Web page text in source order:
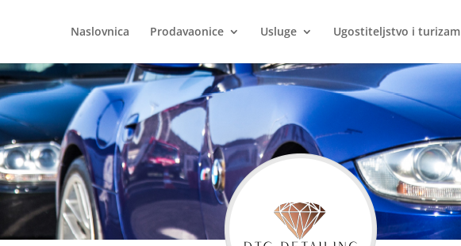
Naslovnica Prodavaonice Usluge Ugostiteljstvo i turizam